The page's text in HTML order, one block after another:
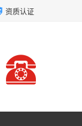
资质认证